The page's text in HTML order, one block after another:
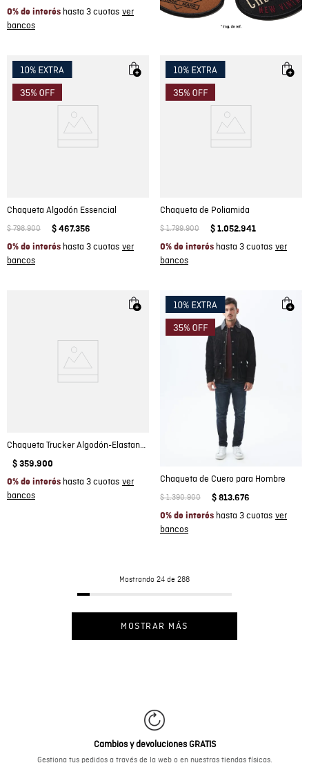
0% de interés hasta 3 cuotas
Chaqueta Algodón Essencial
$ 798.900 $ 467.356
0% de interés hasta 3 cuotas
Chaqueta de Poliamida
$ 1.799.900 $ 1.052.941
0% de interés hasta 3 cuotas
Chaqueta Trucker Algodón-Elastano Masculina
$ 359.900
0% de interés hasta 3 cuotas Chaqueta de Cuero para Hombre
$ 1.390.900 $ 813.676
0% de interés hasta 3 cuotas
Mostrando 24 de 288
MOSTRAR MÁS
Cambios y devoluciones GRATIS
Gestiona tus pedidos a través de la web o en nuestras tiendas físicas.